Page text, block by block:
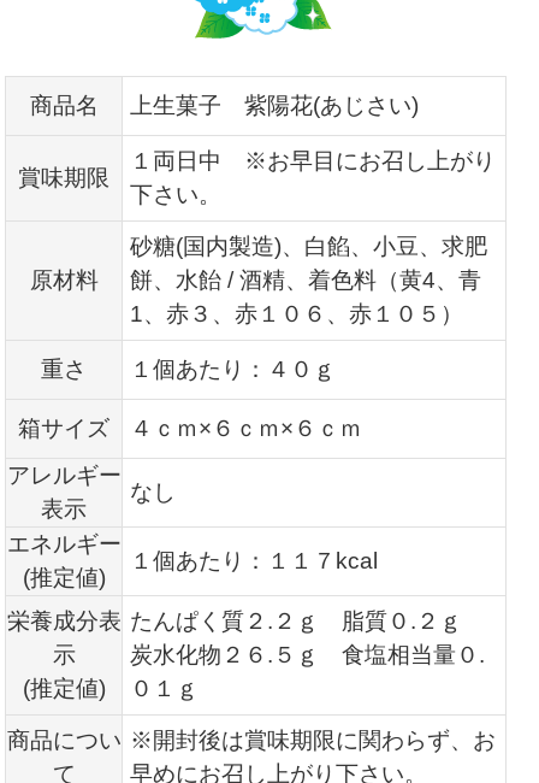
商品名 上生菓子 紫陽花(あじさい)
賞味期限
１両日中 ※お早目にお召し上がり
下さい。
原材料
砂糖(国内製造)、白餡、小豆、求肥
餅、水飴 / 酒精、着色料（黄4、青
1、赤３、赤１０６、赤１０５ ）
重さ １個あたり：４０ｇ
箱サイズ
４ｃｍ×６ｃｍ×６ｃｍ
アレルギー
表示
なし
エネルギー
(推定値)
１個あたり：１１７kcal
栄養成分表
示
(推定値)
たんぱく質２.２ｇ 脂質０.２ｇ
炭水化物２６.５ｇ 食塩相当量０.
０１ｇ
商品につい
て
※開封後は賞味期限に関わらず、お
早めにお召し上がり下さい。